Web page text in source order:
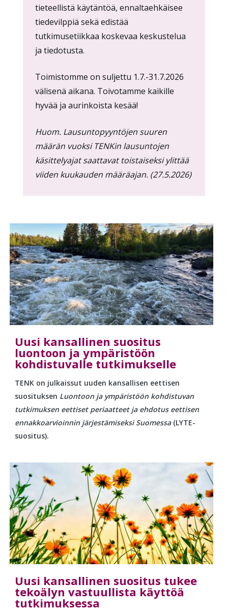
tieteellistä käytäntöä, ennaltaehkäisee
tiedevilppiä sekä edistää
tutkimusetiikkaa koskevaa keskustelua
ja tiedotusta.
Toimistomme on suljettu 1.7.-31.7.2026
välisenä aikana. Toivotamme kaikille
hyvää ja aurinkoista kesää!
Huom. Lausuntopyyntöjen suuren
määrän vuoksi TENKin lausuntojen
käsittelyajat saattavat toistaiseksi ylittää
viiden kuukauden määräajan. (27.5.2026)
Uusi kansallinen suositus
luontoon ja ympäristöön
kohdistuvalle tutkimukselle
TENK on julkaissut uuden kansallisen eettisen
suosituksen Luontoon ja ympäristöön kohdistuvan
tutkimuksen eettiset periaatteet ja ehdotus eettisen
ennakkoarvioinnin järjestämiseksi Suomessa(LYTE-
suositus).
Uusi kansallinen suositus tukee
tekoälyn vastuullista käyttöä
tutkimuksessa